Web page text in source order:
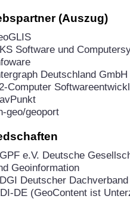
(Auszug)
Software und
Deutschland GmbH
Computer
geo/geoport
e.V. Deutsche
Geoinformation
Deutscher
DE (GeoContent ist